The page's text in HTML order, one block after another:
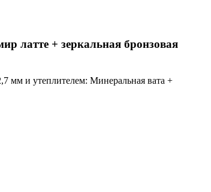
+ зеркальная бронзовая
мм и утеплителем: Минеральная вата +